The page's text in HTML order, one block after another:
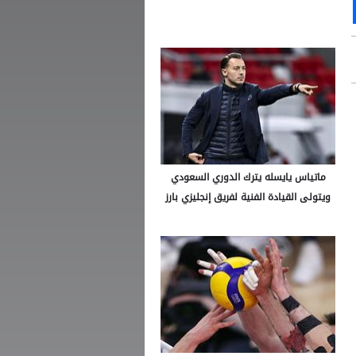
ماتياس يايسله يترك الدوري السعودي
ويتولى القيادة الفنية لفريق إنجليزي بارز